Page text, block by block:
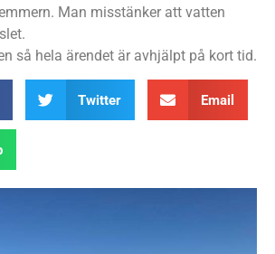
Man misstänker att vatten
så hela ärendet är avhjälpt på kort tid.
Twitter Email